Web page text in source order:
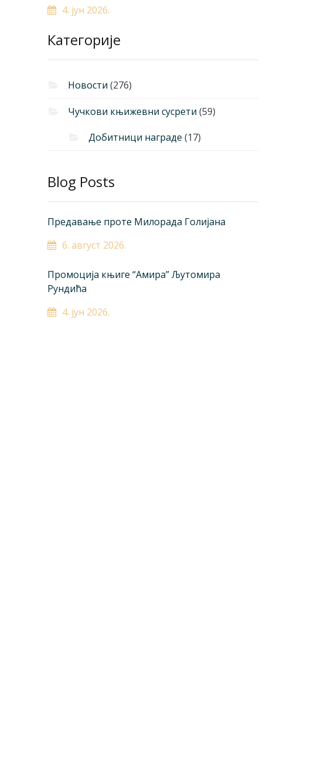
4. јун 2026.
Категорије
Новости (276)
Чучкови књижевни сусрети (59)
Добитници награде (17)
Blog Posts
Предавање проте Милорада Голијана
6. август 2026.
Промоција књиге “Амира” Љутомира
Рундића
4. јун 2026.